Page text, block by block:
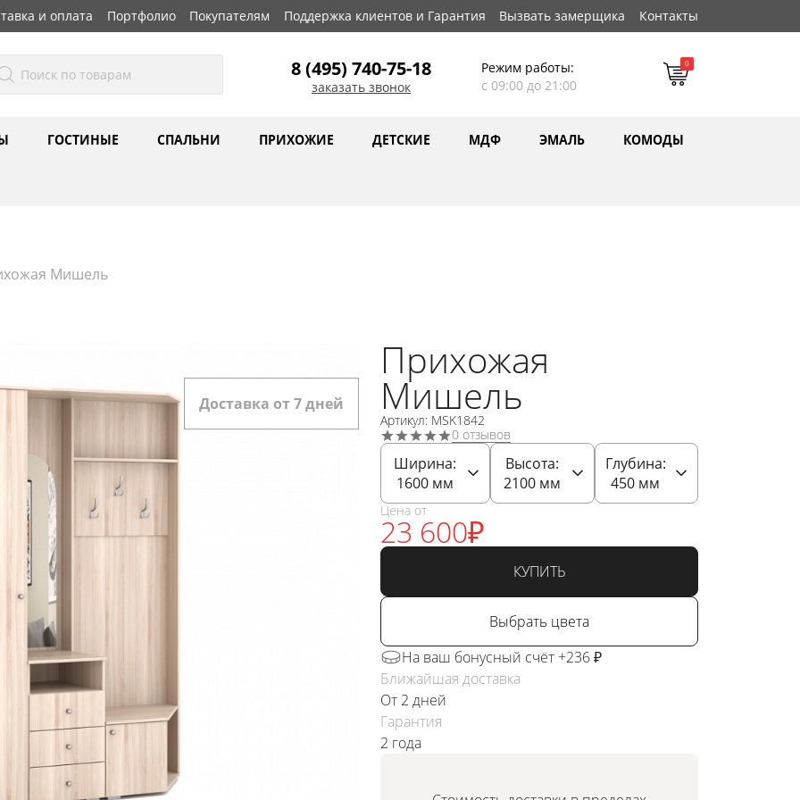
и оплата Портфолио Покупателям Поддержка клиентов и Гарантия Вызвать замерщика Контакты
8 (495) 740-75-18
заказать звонок
Режим работы:
с 09:00 до 21:00
0
ГОСТИНЫЕ СПАЛЬНИ ПРИХОЖИЕ ДЕТСКИЕ МДФ ЭМАЛЬ КОМОДЫ
Мишель
Доставка от 7 дней
Прихожая
Мишель
Артикул: MSK1842
0 отзывов
Ширина:
1600мм
Высота:
2100мм
Глубина:
450 мм
Цена от
23 600₽
КУПИТЬ
Выбрать цвета
На ваш бонусный счёт +236 ₽
Ближайшая доставка
От 2 дней
Гарантия
2 года